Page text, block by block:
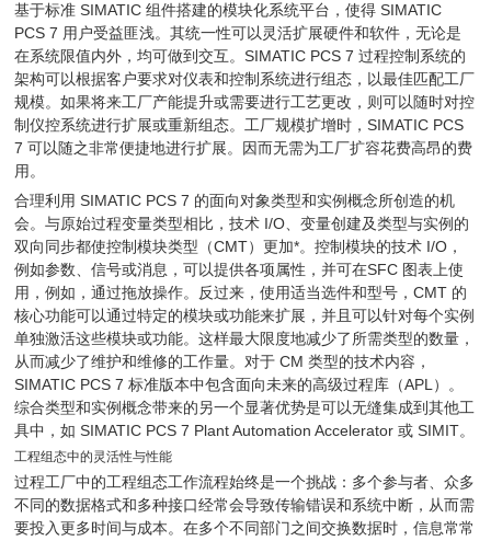
基于标准 SIMATIC 组件搭建的模块化系统平台，使得 SIMATIC
PCS 7 用户受益匪浅。其统一性可以灵活扩展硬件和软件，无论是
在系统限值内外，均可做到交互。SIMATIC PCS 7 过程控制系统的
架构可以根据客户要求对仪表和控制系统进行组态，以最佳匹配工厂
规模。如果将来工厂产能提升或需要进行工艺更改，则可以随时对控
制仪控系统进行扩展或重新组态。工厂规模扩增时，SIMATIC PCS
7 可以随之非常便捷地进行扩展。因而无需为工厂扩容花费高昂的费
用。
合理利用 SIMATIC PCS 7 的面向对象类型和实例概念所创造的机
会。与原始过程变量类型相比，技术 I/O、变量创建及类型与实例的
双向同步都使控制模块类型（CMT）更加*。控制模块的技术 I/O，
例如参数、信号或消息，可以提供各项属性，并可在SFC 图表上使
用，例如，通过拖放操作。反过来，使用适当选件和型号，CMT 的
核心功能可以通过特定的模块或功能来扩展，并且可以针对每个实例
单独激活这些模块或功能。这样最大限度地减少了所需类型的数量，
从而减少了维护和维修的工作量。对于 CM 类型的技术内容，
SIMATIC PCS 7 标准版本中包含面向未来的高级过程库（APL）。
综合类型和实例概念带来的另一个显著优势是可以无缝集成到其他工
具中，如 SIMATIC PCS 7 Plant Automation Accelerator 或 SIMIT。
工程组态中的灵活性与性能
过程工厂中的工程组态工作流程始终是一个挑战：多个参与者、众多
不同的数据格式和多种接口经常会导致传输错误和系统中断，从而需
要投入更多时间与成本。在多个不同部门之间交换数据时，信息常常